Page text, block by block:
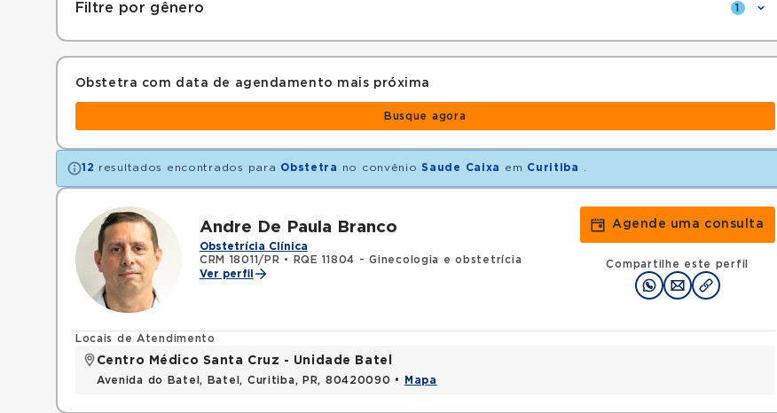
Filtre por gênero 1
Obstetra com data de agendamento mais próxima
Busque agora
12 resultados encontrados para Obstetra no convênio Saude Caixa em Curitiba
Andre De Paula Branco
Obstetrícia Clínica
CRM 18011/PR •
RQE 11804 - Ginecologia e obstetrícia
Ver perfil
Agende uma consulta
Compartilhe este perfil
Locais de Atendimento
Centro Médico Santa Cruz - Unidade Batel
Avenida do Batel, Batel, Curitiba, PR, 80420090 • Mapa